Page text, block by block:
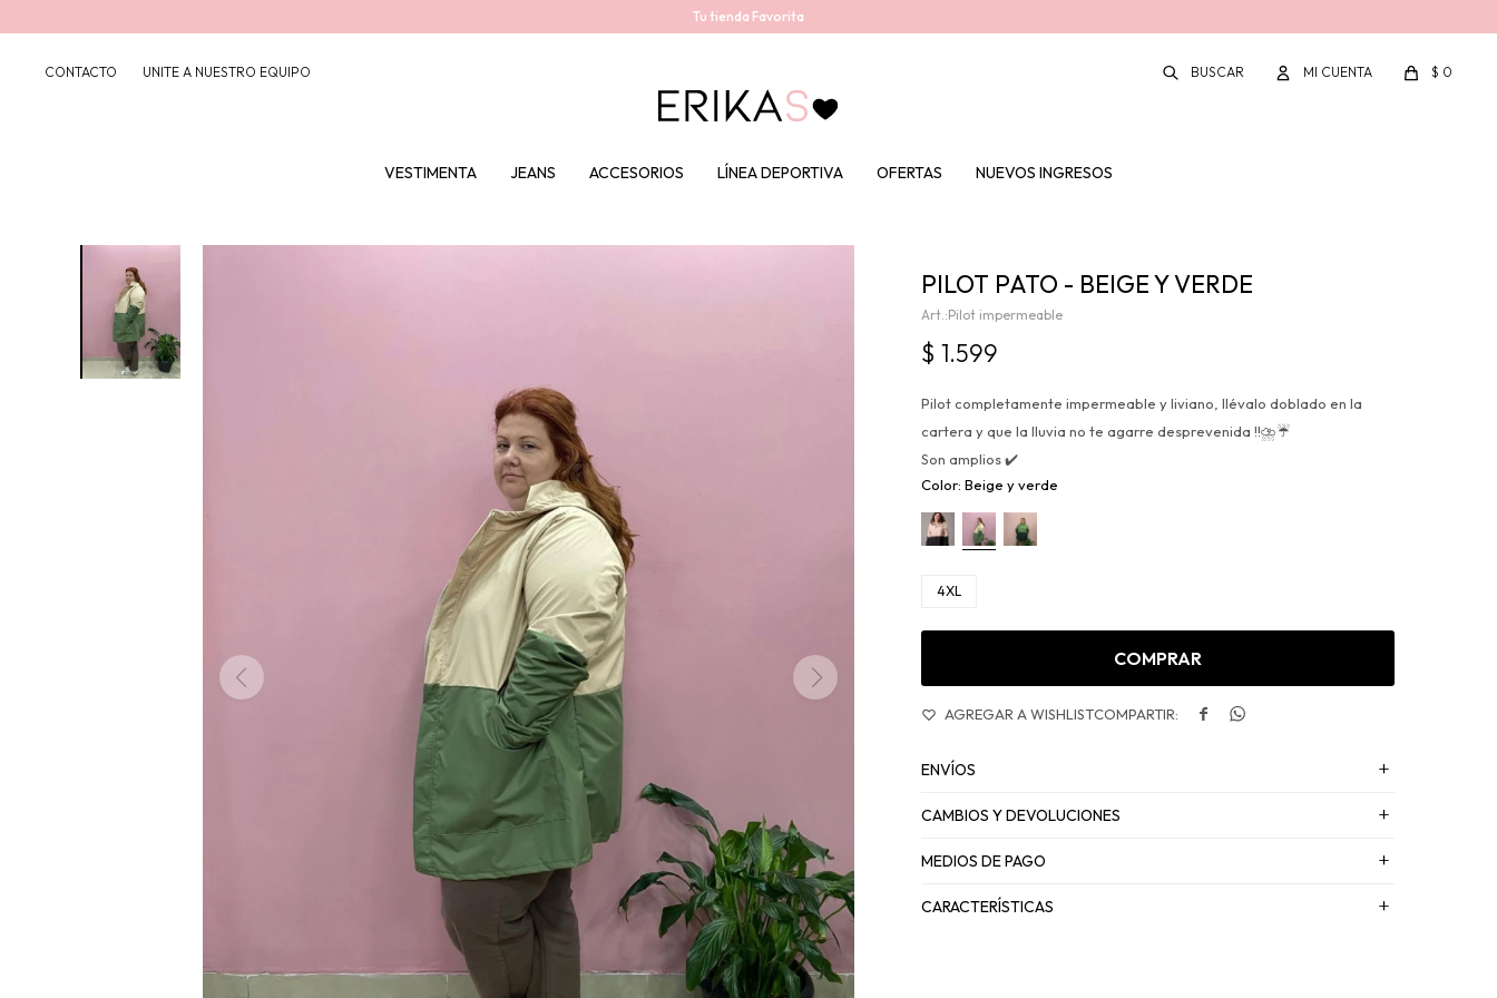
Tu tienda Favorita
VESTIMENTA JEANS ACCESORIOS LÍNEA DEPORTIVA OFERTAS NUEVOS INGRESOS
$ 0
CONTACTO UNITE A NUESTRO EQUIPO
PILOT PATO - BEIGE Y VERDE
Pilot impermeable
$ 1.599
Pilot completamente impermeable y liviano, llévalo doblado en la
cartera y que la lluvia no te agarre desprevenida !!⛈️☔
Son amplios ✔️
Beige y verde
4XL
COMPRAR
 
ENVÍOS
CAMBIOS Y DEVOLUCIONES
MEDIOS DE PAGO
CARACTERÍSTICAS